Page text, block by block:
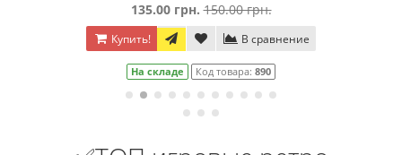
135.00 грн. 150.00 грн.
Купить! В сравнение
На складе Код товара: 890